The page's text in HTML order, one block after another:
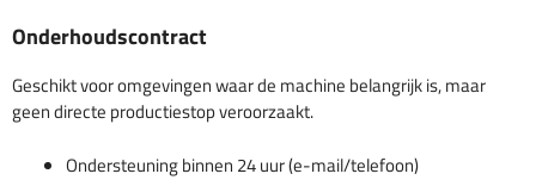
Onderhoudscontract
Geschikt voor omgevingen waar de machine belangrijk is, maar
geen directe productiestop veroorzaakt.
Ondersteuning binnen 24 uur (e-mail/telefoon)